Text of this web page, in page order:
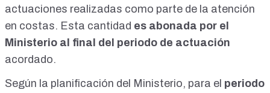
actuaciones realizadas como parte de la atención
en costas. Esta cantidad es abonada por el
Ministerio al final del periodo de actuación
acordado.
Según la planificación del Ministerio, para el periodo